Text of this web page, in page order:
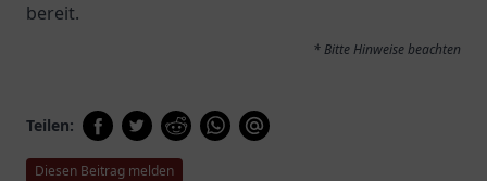
bereit.
* Bitte Hinweise beachten
Teilen:
Diesen Beitrag melden